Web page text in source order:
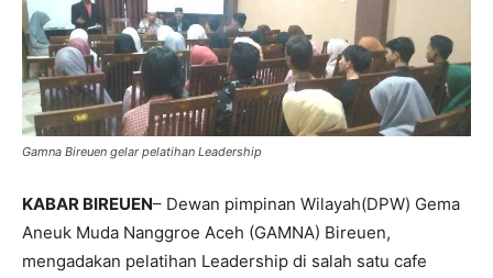
Gamna Bireuen gelar pelatihan Leadership
KABAR BIREUEN– Dewan pimpinan Wilayah(DPW) Gema
Aneuk Muda Nanggroe Aceh (GAMNA) Bireuen,
mengadakan pelatihan Leadership di salah satu cafe